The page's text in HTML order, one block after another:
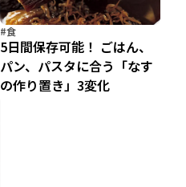
#食
5日間保存可能！ ごはん、
パン、パスタに合う「なす
の作り置き」3変化